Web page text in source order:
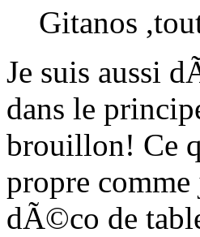
Gitanos
Je suis aussi
dans le
brouillon! Ce
propre
dÃ©co de